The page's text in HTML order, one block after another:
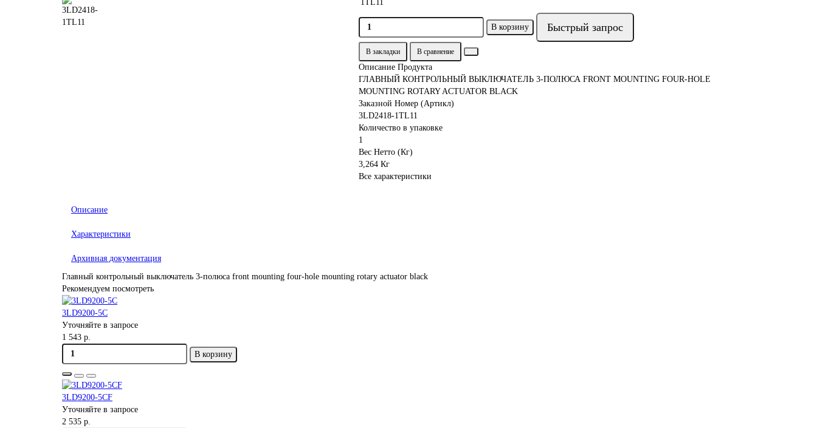
В корзину Быстрый запрос
В закладки В сравнение
Описание Продукта
ГЛАВНЫЙ КОНТРОЛЬНЫЙ ВЫКЛЮЧАТЕЛЬ 3-ПОЛЮСА FRONT MOUNTING FOUR-HOLE
MOUNTING ROTARY ACTUATOR BLACK
Заказной Номер (Артикл)
3LD2418-1TL11
Количество в упаковке
1
Вес Нетто (Кг)
3,264 Кг
Все характеристики
Описание
Характеристики
Архивная документация
Главный контрольный выключатель 3-полюса front mounting four-hole mounting rotary actuator black
Рекомендуем посмотреть
3LD9200-5C
Уточняйте в запросе
1 543 р.
В корзину
3LD9200-5CF
Уточняйте в запросе
2 535 р.